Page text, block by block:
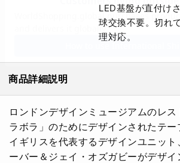
LED基盤が直付け
球交換不要。切れ
理対応。
商品詳細説明
ロンドンデザインミュージアムのレ
ラボラ」のためにデザインされたテー
イギリスを代表するデザインユニッ
ーバー＆ジェイ・オズガビーがデザイ